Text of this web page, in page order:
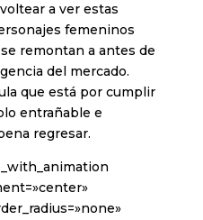
a ver estas
femeninos
remontan a antes de
del mercado.
que está por cumplir
entrañable e
regresar.